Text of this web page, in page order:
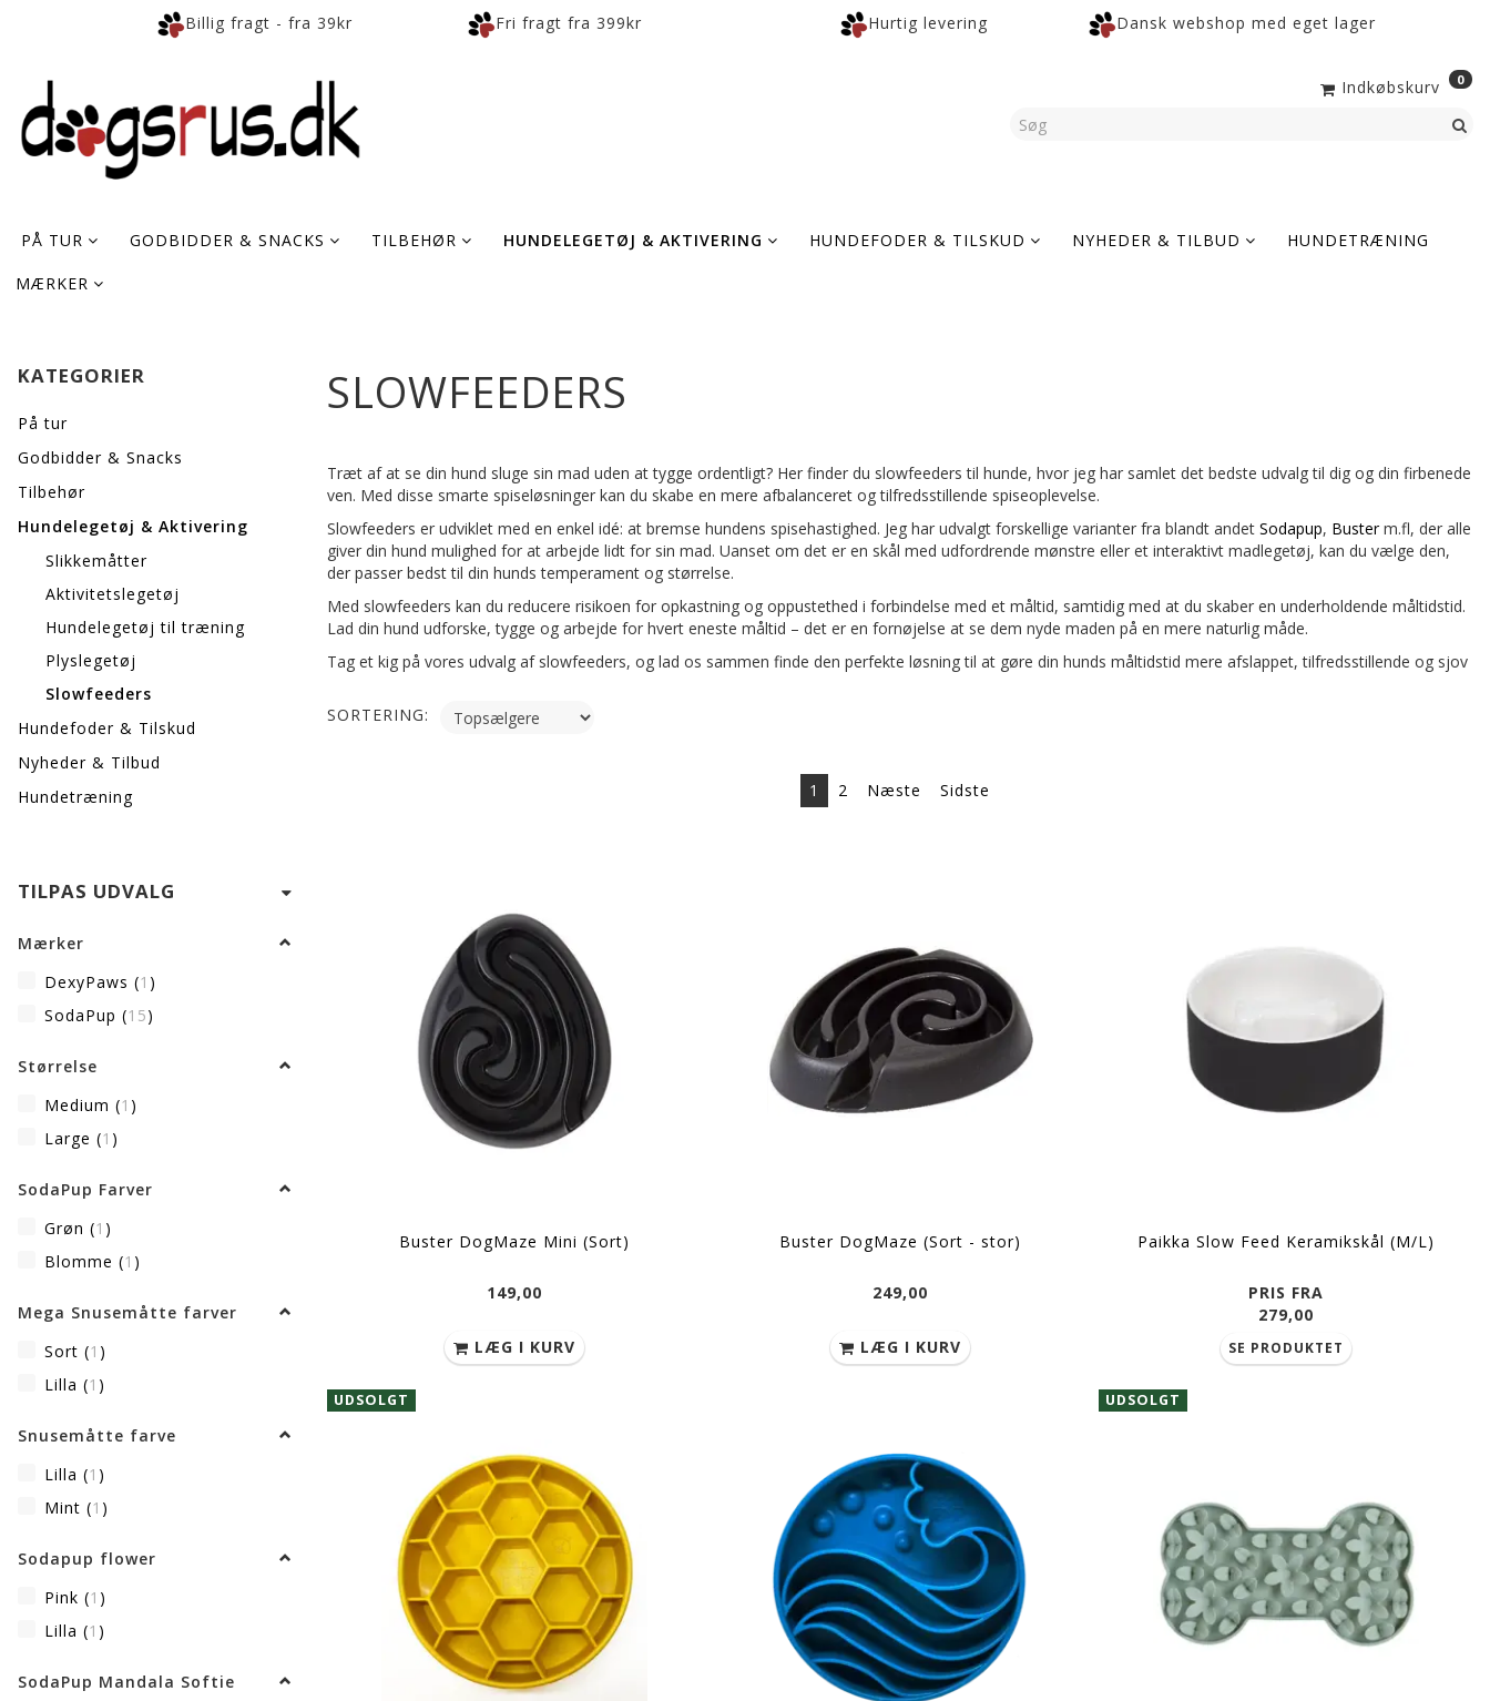
Billig fragt - fra 39kr Fri fragt fra 399kr Hurtig levering Dansk webshop med eget lager
Indkøbskurv 0
PÅ TUR GODBIDDER & SNACKS TILBEHØR HUNDELEGETØJ & AKTIVERING HUNDEFODER & TILSKUD NYHEDER & TILBUD HUNDETRÆNING
MÆRKER
KATEGORIER
På tur
Godbidder & Snacks
Tilbehør
Hundelegetøj & Aktivering
Slikkemåtter
Aktivitetslegetøj
Hundelegetøj til træning
Plyslegetøj
Slowfeeders
Hundefoder & Tilskud
Nyheder & Tilbud
Hundetræning
TILPAS UDVALG
Mærker
DexyPaws (1 )
SodaPup (15)
Størrelse
Medium (1 )
Large (1 )
SodaPup Farver
Grøn (1 )
Blomme (1 )
Mega Snusemåtte farver
Sort (1 )
Lilla (1 )
Snusemåtte farve
Lilla (1 )
Mint (1 )
Sodapup flower
Pink (1 )
Lilla (1 )
SodaPup Mandala Softie
SLOWFEEDERS
Træt af at se din hund sluge sin mad uden at tygge ordentligt? Her finder du slowfeeders til hunde, hvor jeg har samlet det bedste udvalg til dig og din firbenede
ven. Med disse smarte spiseløsninger kan du skabe en mere afbalanceret og tilfredsstillende spiseoplevelse.
Slowfeeders er udviklet med en enkel idé: at bremse hundens spisehastighed. Jeg har udvalgt forskellige varianter fra blandt andet Sodapup, Busterm.fl, der alle
giver din hund mulighed for at arbejde lidt for sin mad. Uanset om det er en skål med udfordrende mønstre eller et interaktivt madlegetøj, kan du vælge den,
der passer bedst til din hunds temperament og størrelse.
Med slowfeeders kan du reducere risikoen for opkastning og oppustethed i forbindelse med et måltid, samtidig med at du skaber en underholdende måltidstid.
Lad din hund udforske, tygge og arbejde for hvert eneste måltid – det er en fornøjelse at se dem nyde maden på en mere naturlig måde.
Tag et kig på vores udvalg af slowfeeders, og lad os sammen finde den perfekte løsning til at gøre din hunds måltidstid mere afslappet, tilfredsstillende og sjov
SORTERING:
1 2 Næste Sidste
Buster DogMaze Mini (Sort)
149,00
LÆG I KURV
Buster DogMaze (Sort - stor)
249,00
LÆG I KURV
Paikka Slow Feed Keramikskål (M/L)
PRIS FRA
279,00
SE PRODUKTET
UDSOLGT UDSOLGT